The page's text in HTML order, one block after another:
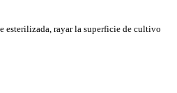
esterilizada, rayar la superficie de cultivo